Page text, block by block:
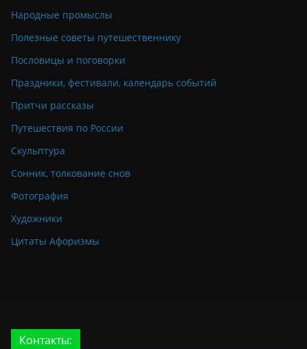
Народные промыслы
Полезные советы путешественнику
Пословицы и поговорки
Праздники, фестивали, календарь событий
Притчи рассказы
Путешествия по России
Скульптура
Сонник, толкование снов
Фотография
Художники
Цитаты Афоризмы
Контакты: